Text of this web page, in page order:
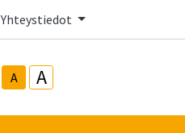
Yhteystiedot
A A